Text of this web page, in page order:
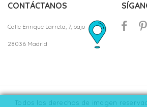
CONTÁCTANOS
Calle Enrique Larreta, 7, bajo
28036 Madrid
Todos los derechos de imagen